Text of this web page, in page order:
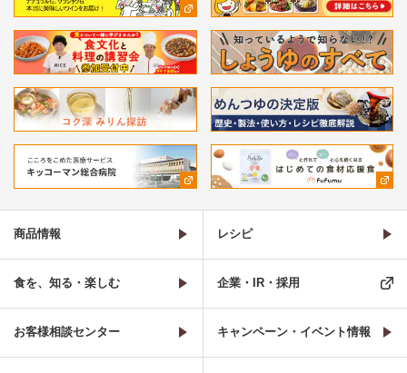
商品情報 レシピ
食を、知る・楽しむ 企業・IR・採用
お客様相談センター キャンペーン・イベント情報